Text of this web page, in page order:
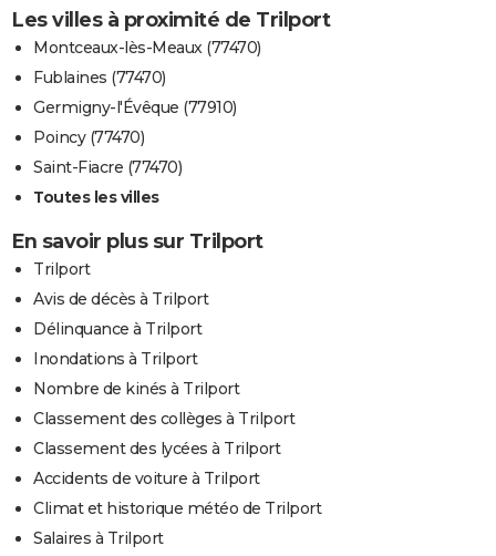
Les villes à proximité de Trilport
Montceaux-lès-Meaux (77470)
Fublaines (77470)
Germigny-l'Évêque (77910)
Poincy (77470)
Saint-Fiacre (77470)
Toutes les villes
En savoir plus sur Trilport
Trilport
Avis de décès à Trilport
Délinquance à Trilport
Inondations à Trilport
Nombre de kinés à Trilport
Classement des collèges à Trilport
Classement des lycées à Trilport
Accidents de voiture à Trilport
Climat et historique météo de Trilport
Salaires à Trilport